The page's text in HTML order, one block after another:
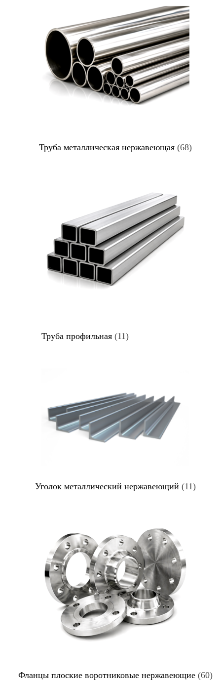
Труба металлическая нержавеющая (68)
Труба профильная (11)
Уголок металлический нержавеющий (11)
Фланцы плоские воротниковые нержавеющие (60)